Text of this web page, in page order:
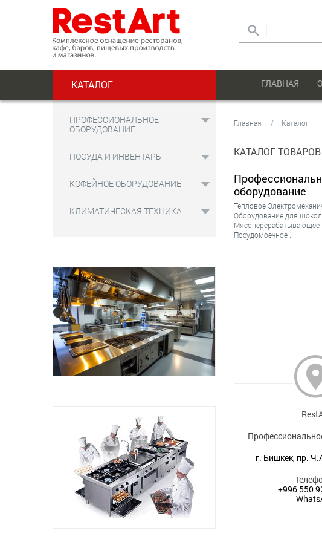
КАТАЛОГ ГЛАВНАЯ
ПРОФЕССИОНАЛЬНОЕ
ОБОРУДОВАНИЕ
ПОСУДА И ИНВЕНТАРЬ
КОФЕЙНОЕ ОБОРУДОВАНИЕ
КЛИМАТИЧЕСКАЯ ТЕХНИКА
Главная Каталог
КАТАЛОГ ТОВАРОВ
оборудование
Тепловое
Оборудование для
Мясоперерабатывающее
Посудомоечное
г. Бишкек, пр.
+996 550